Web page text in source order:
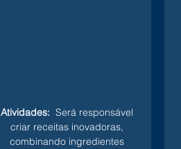
Atividades: Será responsável
criar receitas inovadoras,
combinando ingredientes